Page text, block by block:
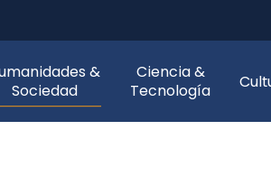
&
Sociedad
Ciencia &
Tecnología